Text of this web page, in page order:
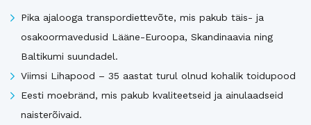
Pika ajalooga transpordiettevõte, mis pakub täis- ja
osakoormavedusid Lääne-Euroopa, Skandinaavia ning
Baltikumi suundadel.
Viimsi Lihapood – 35 aastat turul olnud kohalik toidupood
Eesti moebränd, mis pakub kvaliteetseid ja ainulaadseid
naisterõivaid.